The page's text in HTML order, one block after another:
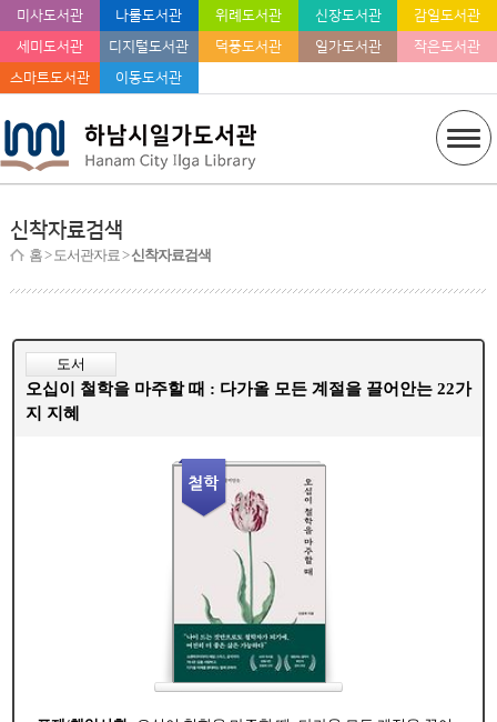
미사도서관 나룰도서관 위례도서관 신장도서관
감일도서관
세미도서관
디지털도서관 덕풍도서관 일가도서관
작은도서관
스마트도서관
이동도서관
신착자료검색
홈> 도서관자료 >신착자료검색